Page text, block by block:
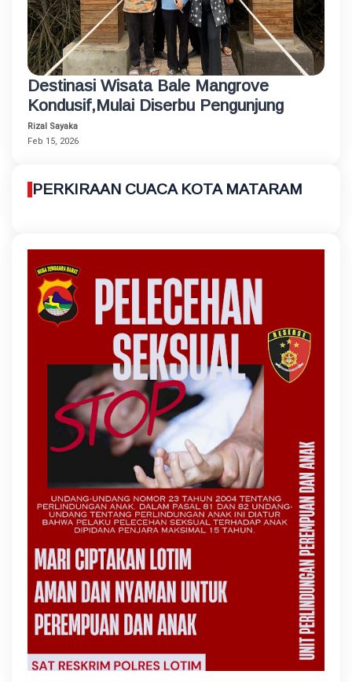
Destinasi Wisata Bale Mangrove
Kondusif,Mulai Diserbu Pengunjung
Rizal Sayaka
Feb 15, 2026
PERKIRAAN CUACA KOTA MATARAM